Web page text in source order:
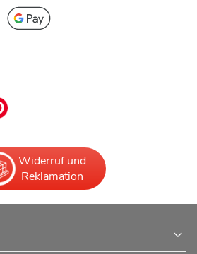
Widerruf und
Reklamation